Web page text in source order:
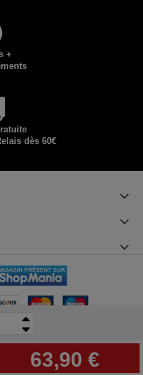
63,90 €
+
dès 60€
- Téléphone : +33180855415